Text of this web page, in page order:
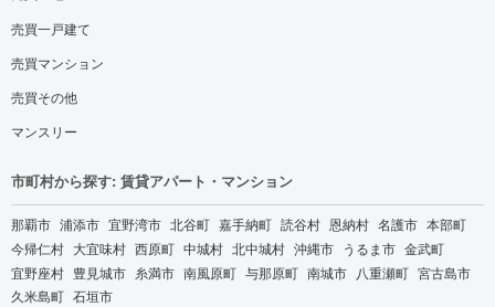
売買一戸建て
売買マンション
売買その他
マンスリー
市町村から探す: 賃貸アパート・マンション
那覇市 浦添市 宜野湾市 北谷町 嘉手納町 読谷村 恩納村 名護市 本部町
今帰仁村 大宜味村 西原町 中城村 北中城村 沖縄市 うるま市 金武町
宜野座村 豊見城市 糸満市 南風原町 与那原町 南城市 八重瀬町 宮古島市
久米島町 石垣市